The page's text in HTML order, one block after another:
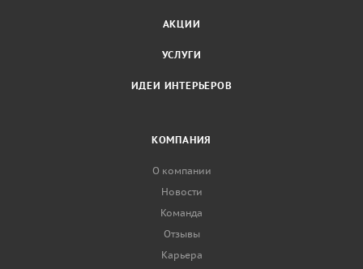
АКЦИИ
УСЛУГИ
ИДЕИ ИНТЕРЬЕРОВ
КОМПАНИЯ
О компании
Новости
Команда
Отзывы
Карьера